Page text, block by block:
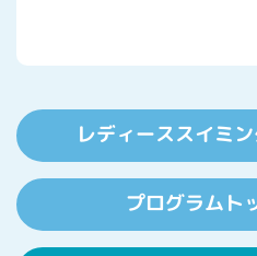
レディーススイミ
プログラムト